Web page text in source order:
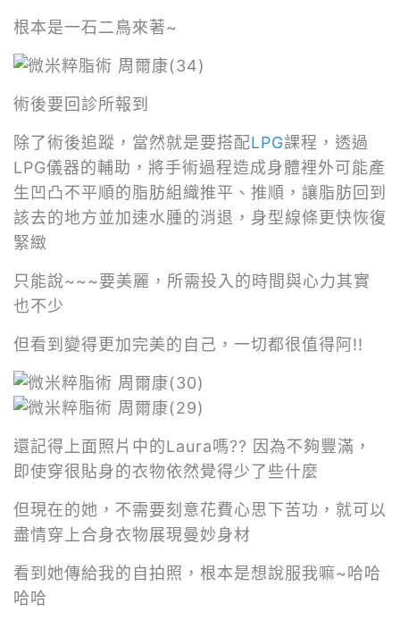
根本是一石二鳥來著~
術後要回診所報到
除了術後追蹤，當然就是要搭配LPG課程，透過
LPG儀器的輔助，將手術過程造成身體裡外可能產
生凹凸不平順的脂肪組織推平、推順，讓脂肪回到
該去的地方並加速水腫的消退，身型線條更快恢復
緊緻
只能說~~~要美麗，所需投入的時間與心力其實
也不少
但看到變得更加完美的自己，一切都很值得阿!!
還記得上面照片中的Laura嗎?? 因為不夠豐滿，
即使穿很貼身的衣物依然覺得少了些什麼
但現在的她，不需要刻意花費心思下苦功，就可以
盡情穿上合身衣物展現曼妙身材
看到她傳給我的自拍照，根本是想說服我嘛~哈哈
哈哈